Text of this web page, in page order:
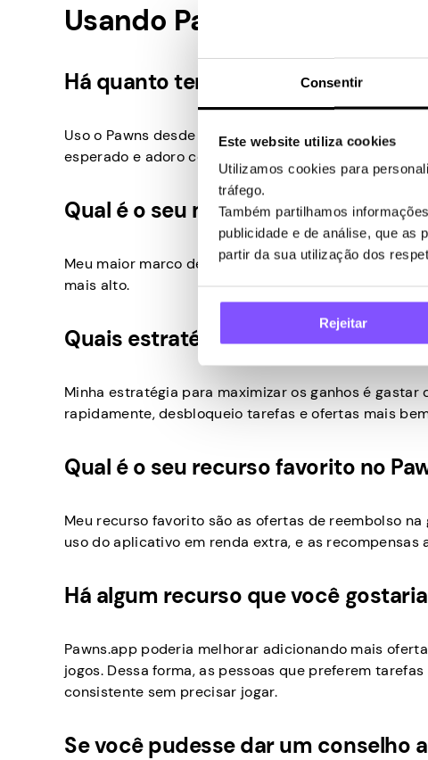
Consentir
Este website utiliza cookies
Utilizamos cookies para
tráfego.
Também partilhamos
publicidade e de análise, que as
partir da sua utilização dos
Rejeitar
Usando Pawns.app
Há quanto tempo você usa
Uso o Pawns desde dezembro de 2024. A jornada
esperado e adoro como é fácil sacar.
Qual é o seu maior marco de
Meu maior marco de ganhos é $ 13.50. Fiquei
mais alto.
Quais estratégias ajudaram você a
Minha estratégia para maximizar os ganhos é gastar
rapidamente, desbloqueio tarefas e ofertas mais
Qual é o seu recurso favorito no
Meu recurso favorito são as ofertas de reembolso
uso do aplicativo em renda extra, e as
Há algum recurso que você
Pawns.app poderia melhorar adicionando mais
jogos. Dessa forma, as pessoas que preferem
consistente sem precisar jogar.
Se você pudesse dar um conselho